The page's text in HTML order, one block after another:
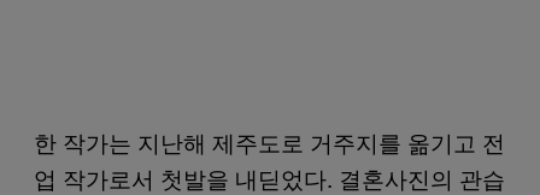
한 작가는 지난해 제주도로 거주지를 옮기고 전
업 작가로서 첫발을 내딛었다. 결혼사진의 관습